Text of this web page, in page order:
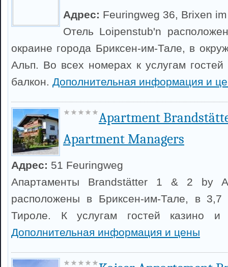
Адрес: Feuringweg 36, Brixen
Отель Loipenstub'n
окраине города Бриксен-им-Тале, в
Альп. Во всех номерах к услугам
балкон. Дополнительная информация и
Apartment
Apartment Managers
Адрес: 51 Feuringweg
Апартаменты Brandstätter 1 & 2 by
расположены в Бриксен-им-Тале, в
Тироле. К услугам гостей казино и
Дополнительная информация и цены